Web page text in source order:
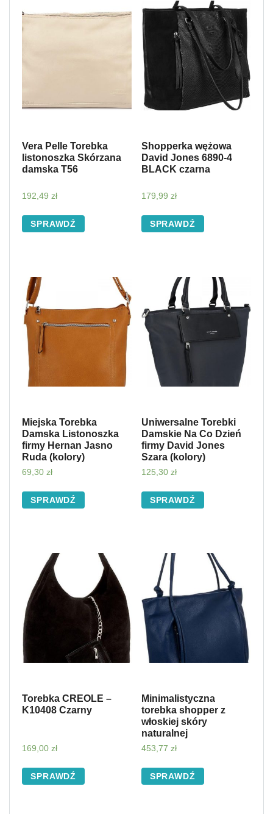
Vera Pelle Torebka
listonoszka Skórzana
damska T56
192,49 zł
SPRAWDŹ
Shopperka wężowa
David Jones 6890-4
BLACK czarna
179,99 zł
SPRAWDŹ
Miejska Torebka
Damska Listonoszka
firmy Hernan Jasno
Ruda (kolory)
69,30 zł
SPRAWDŹ
Uniwersalne Torebki
Damskie Na Co Dzień
firmy David Jones
Szara (kolory)
125,30 zł
SPRAWDŹ
Torebka CREOLE –
K10408 Czarny
169,00 zł
SPRAWDŹ
Minimalistyczna
torebka shopper z
włoskiej skóry
naturalnej
453,77 zł
SPRAWDŹ